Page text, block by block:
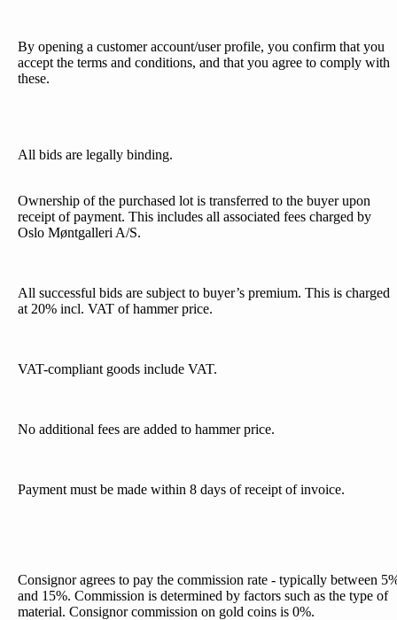
By opening a customer account/user profile, you confirm that you
accept the terms and conditions, and that you agree to comply with
these.
All bids are legally binding.
Ownership of the purchased lot is transferred to the buyer upon
receipt of payment. This includes all associated fees charged by
Oslo Møntgalleri A/S.
All successful bids are subject to buyer’s premium. This is charged
at 20% incl. VAT of hammer price.
VAT-compliant goods include VAT.
No additional fees are added to hammer price.
Payment must be made within 8 days of receipt of invoice.
Consignor agrees to pay the commission rate - typically between
and 15%. Commission is determined by factors such as the type of
material. Consignor commission on gold coins is 0%.